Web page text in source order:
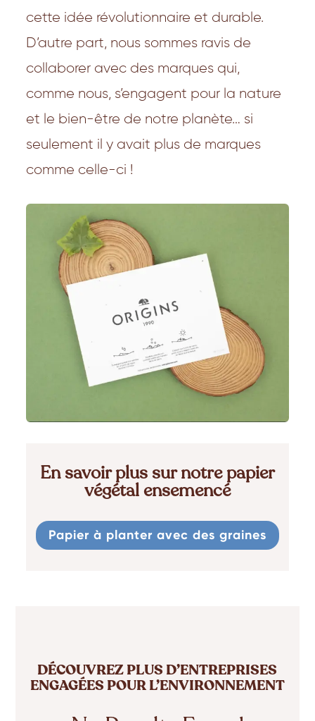
cette idée révolutionnaire et durable.
D’autre part, nous sommes ravis de
collaborer avec des marques qui,
comme nous, s’engagent pour la nature
et le bien-être de notre planète… si
seulement il y avait plus de marques
comme celle-ci !
En savoir plus sur notre papier
végétal ensemencé
Papier à planter avec des graines
DÉCOUVREZ PLUS D’ENTREPRISES
ENGAGÉES POUR L’ENVIRONNEMENT